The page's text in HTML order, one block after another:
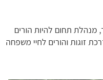
תחום להיות הורים
זוגות והורים לחיי משפחה